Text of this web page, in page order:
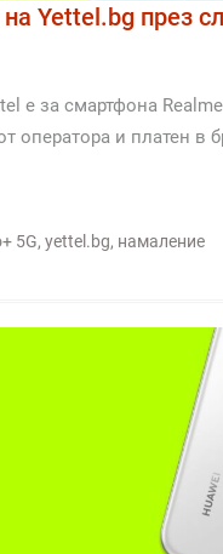
Yettel.bg през
е за смартфона
оператора и платен в
5G, yettel.bg, намаление